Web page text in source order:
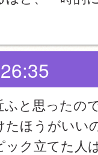
ふと思ったの
たほうがいい
ック立てた人